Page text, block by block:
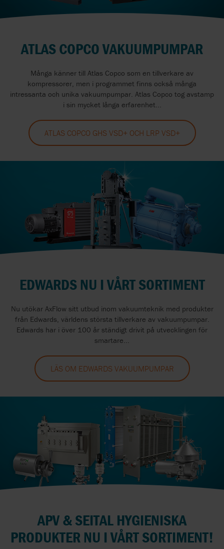
ATLAS COPCO VAKUUMPUMPAR
Många känner till Atlas Copco som en tillverkare av
kompressorer, men i programmet finns också många
intressanta och unika vakuumpumpar. Atlas Copco tog avstamp
i sin mycket långa erfarenhet...
ATLAS COPCO GHS VSD+ OCH LRP VSD+
EDWARDS NU I VÅRT SORTIMENT
Nu utökar AxFlow sitt utbud inom vakuumteknik med produkter
från Edwards, världens största tillverkare av vakuumpumpar.
Edwards har i över 100 år ständigt drivit på utvecklingen för
smartare...
LÄS OM EDWARDS VAKUUMPUMPAR
APV & SEITAL HYGIENISKA
PRODUKTER NU I VÅRT SORTIMENT!